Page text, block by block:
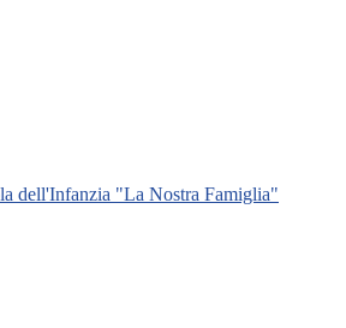
dell'Infanzia "La Nostra Famiglia"